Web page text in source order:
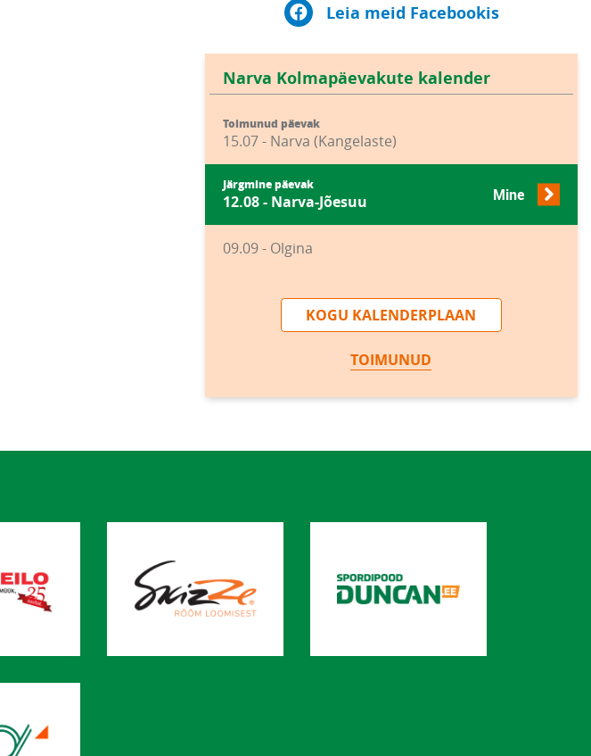
Leia meid Facebookis
Narva Kolmapäevakute kalender
Toimunud päevak
15.07 - Narva (Kangelaste)
Järgmine päevak
12.08 - Narva-Jõesuu Mine
09.09 - Olgina
KOGU KALENDERPLAAN
TOIMUNUD